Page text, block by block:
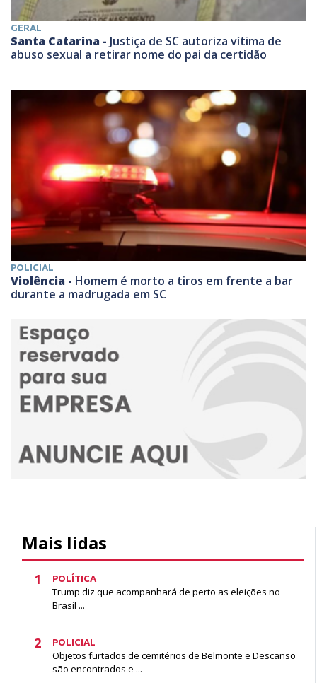
GERAL
Santa Catarina - Justiça de SC autoriza vítima de
abuso sexual a retirar nome do pai da certidão
POLICIAL
Violência - Homem é morto a tiros em frente a bar
durante a madrugada em SC
Mais lidas
1 POLÍTICA
Trump diz que acompanhará de perto as eleições no
Brasil ...
2 POLICIAL
Objetos furtados de cemitérios de Belmonte e Descanso
são encontrados e ...